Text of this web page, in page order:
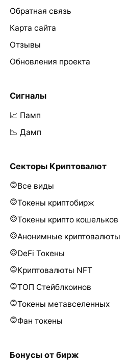
Обратная связь
Карта сайта
Отзывы
Обновления проекта
Сигналы
📈 Памп
📉 Дамп
Секторы Криптовалют
Все виды
Токены криптобирж
Токены крипто кошельков
Анонимные криптовалюты
DeFi Токены
Криптовалюты NFT
ТОП Стейблкоинов
Токены метавселенных
Фан токены
Бонусы от бирж